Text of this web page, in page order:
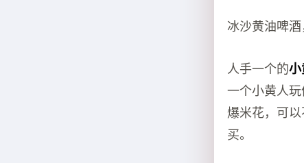
冰沙黄油啤酒
人手一个的小
一个小黄人
爆米花，可
买。